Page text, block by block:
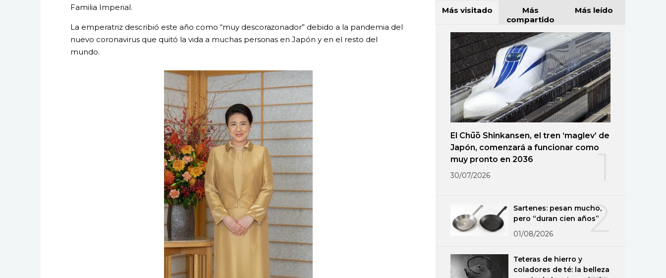
Familia Imperial.
La emperatriz describió este año como “muy descorazonador” debido a la pandemia del
nuevo coronavirus que quitó la vida a muchas personas en Japón y en el resto del
mundo.
Más visitado
Más
compartido
Más leído
El Chūō Shinkansen, el tren ‘maglev’ de
Japón, comenzará a funcionar como
muy pronto en 2036
30/07/2026
2
Sartenes: pesan mucho,
pero “duran cien años”
01/08/2026
Teteras de hierro y
coladores de té: la belleza